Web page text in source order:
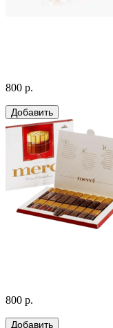
800 р.
800 р.